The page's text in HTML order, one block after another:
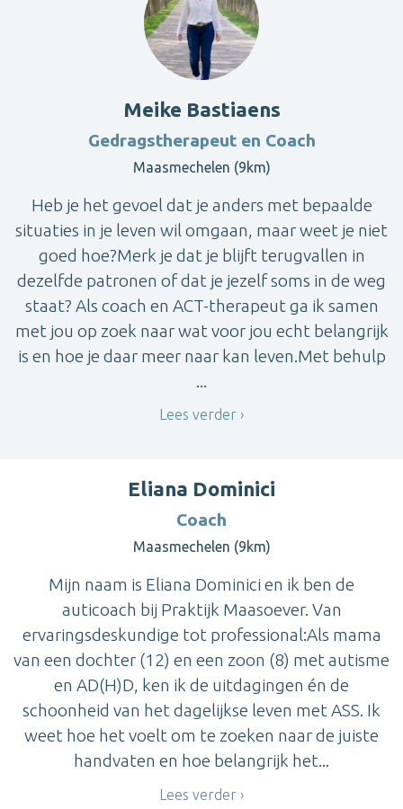
Meike Bastiaens
Gedragstherapeut en Coach
Maasmechelen (9km)
Heb je het gevoel dat je anders met bepaalde
situaties in je leven wil omgaan, maar weet je niet
goed hoe?Merk je dat je blijft terugvallen in
dezelfde patronen of dat je jezelf soms in de weg
staat? Als coach en ACT-therapeut ga ik samen
met jou op zoek naar wat voor jou echt belangrijk
is en hoe je daar meer naar kan leven.Met behulp
...
Lees verder
Eliana Dominici
Coach
Maasmechelen (9km)
Mijn naam is Eliana Dominici en ik ben de
auticoach bij Praktijk Maasoever. Van
ervaringsdeskundige tot professional:Als mama
van een dochter (12) en een zoon (8) met autisme
en AD(H)D, ken ik de uitdagingen én de
schoonheid van het dagelijkse leven met ASS. Ik
weet hoe het voelt om te zoeken naar de juiste
handvaten en hoe belangrijk het...
Lees verder